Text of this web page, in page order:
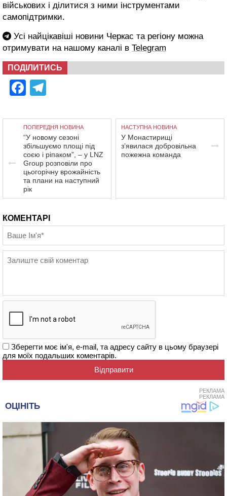
військових і ділитися з ними інструментами
самопідтримки.
Усі найцікавіші новини Черкас та регіону можна
отримувати на нашому каналі в Telegram
ПОДІЛИТИСЬ
Facebook
ПОПЕРЕДНЯ НОВИНА
“У новому сезоні
збільшуємо площі під
соєю і ріпаком”, – у LNZ
Group розповіли про
цьогорічну врожайність
та плани на наступний
рік
НАСТУПНА НОВИНА
У Монастирищі
з’явилася добровільна
пожежна команда
КОМЕНТАРІ
Зберегти моє ім'я, e-mail, та адресу сайту в цьому браузері
для моїх подальших коментарів.
РЕКЛАМА
РЕКЛАМА